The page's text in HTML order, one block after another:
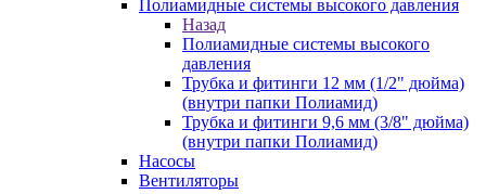
Полиамидные системы высокого давления
Назад
Полиамидные системы высокого
давления
Трубка и фитинги 12 мм (1/2" дюйма)
(внутри папки Полиамид)
Трубка и фитинги 9,6 мм (3/8" дюйма)
(внутри папки Полиамид)
Насосы
Вентиляторы